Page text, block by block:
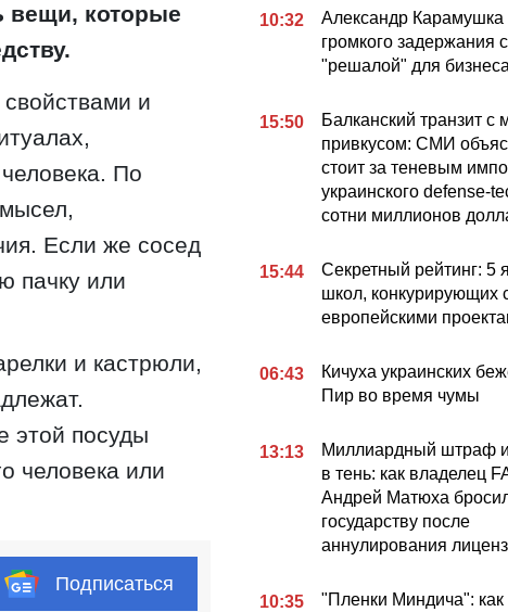
вещи, которые
и
По
Если же сосед
пачку или
и кастрюли,
этой посуды
человека или
Подписаться
10:32
Александр Карамушка
громкого задержания
"решалой" для бизнеса
15:50
Балканский транзит с
привкусом: СМИ
стоит за теневым
украинского defense-
сотни миллионов
15:44
Секретный рейтинг: 5
школ, конкурирующих
европейскими
06:43
Кичуха украинских
Пир во время чумы
13:13
Миллиардный штраф и
в тень: как владелец
Андрей Матюха
государству после
аннулирования
10:35
"Пленки Миндича":